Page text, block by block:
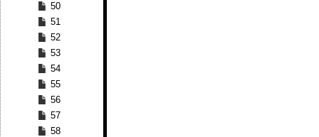
50
51
52
53
54
55
56
57
58